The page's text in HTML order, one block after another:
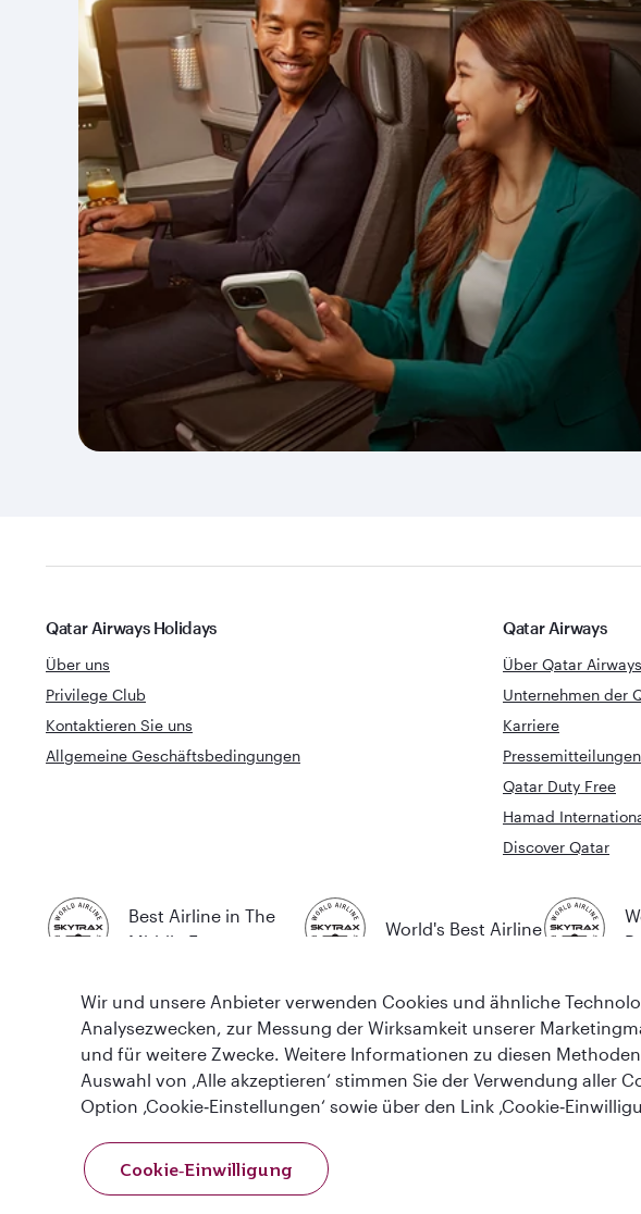
Qatar Airways Holidays
Über uns
Privilege Club
Kontaktieren Sie uns
Allgemeine Geschäftsbedingungen
Qatar Airways
Über Qatar Airways
Unternehmen der
Karriere
Pressemitteilungen
Qatar Duty Free
Hamad
Discover Qatar
Best Airline in The
Middle East
World's Best Airline
Cookie-Richtlinie Datenschutzrichtlinie
Diese Website wird von Qatar Airways Holidays betrieben. Die Produkte werden von Overseas
und IM075120124) verkauft.
Wir und unsere Anbieter verwenden Cookies und ähnliche
Analysezwecken, zur Messung der Wirksamkeit unserer
und für weitere Zwecke. Weitere Informationen zu diesen
Auswahl von ‚Alle akzeptieren‘ stimmen Sie der Verwendung
Option ‚Cookie‑Einstellungen‘ sowie über den Link
Cookie‑Einwilligung